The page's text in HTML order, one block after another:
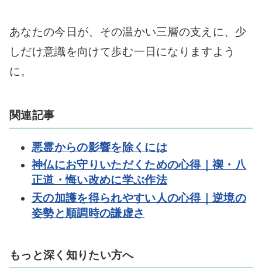
あなたの今日が、その温かい三層の支えに、少
しだけ意識を向けて歩む一日になりますよう
に。
関連記事
悪霊からの影響を除くには
神仏にお守りいただくための心得｜禊・八
正道・悔い改めに学ぶ作法
天の加護を得られやすい人の心得｜逆境の
姿勢と順調時の謙虚さ
もっと深く知りたい方へ